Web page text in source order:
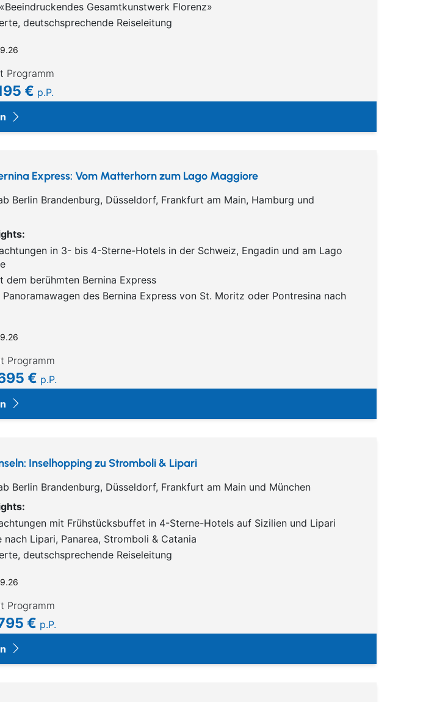
Gesamtkunstwerk Florenz»
deutschsprechende Reiseleitung
Programm
€ p.P.
Express: Vom Matterhorn zum Lago Maggiore
Berlin Brandenburg, Düsseldorf, Frankfurt am Main, Hamburg und
in 3- bis 4-Sterne-Hotels in der Schweiz, Engadin und am Lago
dem berühmten Bernina Express
Panoramawagen des Bernina Express von St. Moritz oder Pontresina nach
Programm
€ p.P.
Inselhopping zu Stromboli & Lipari
Berlin Brandenburg, Düsseldorf, Frankfurt am Main und München
mit Frühstücksbuffet in 4-Sterne-Hotels auf Sizilien und Lipari
nach Lipari, Panarea, Stromboli & Catania
deutschsprechende Reiseleitung
Programm
€ p.P.